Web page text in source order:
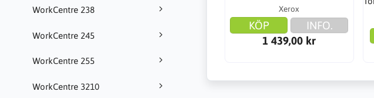
WorkCentre 238
WorkCentre 245
WorkCentre 255
WorkCentre 3210
Xerox
KÖP
INFO.
1 439,00 kr